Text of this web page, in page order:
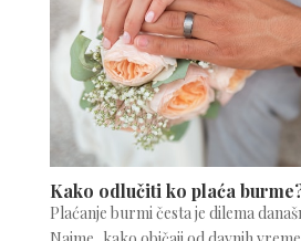
Kako odlučiti ko plaća
Plaćanje burmi česta je dilema